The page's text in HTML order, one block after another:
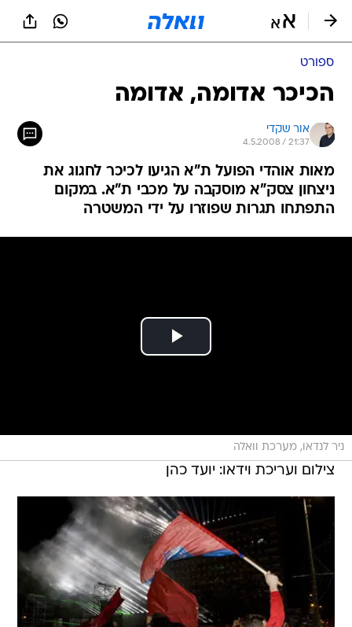
ספורט
הכיכר אדומה, אדומה
אור שקדי
4.5.2008 / 21:37
מאות אוהדי הפועל ת"א הגיעו לכיכר לחגוג את
ניצחון צסק"א מוסקבה על מכבי ת"א. במקום
התפתחו תגרות שפוזרו על ידי המשטרה
ניר לנדאו, מערכת וואלה
צילום ועריכת וידאו: יועד כהן